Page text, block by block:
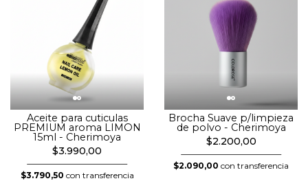
Aceite para cuticulas
PREMIUM aroma LIMON
15ml - Cherimoya
$3.990,00
$3.790,50 con transferencia
Brocha Suave p/limpieza
de polvo - Cherimoya
$2.200,00
$2.090,00 con transferencia